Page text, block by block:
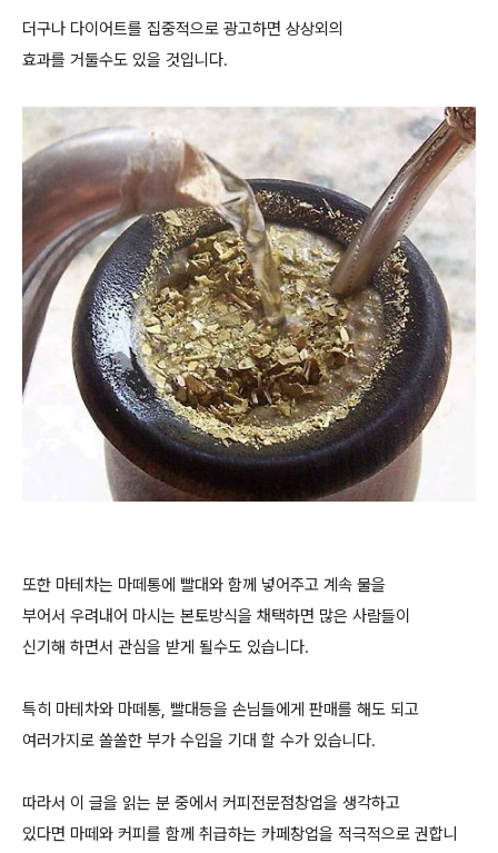
더구나 다이어트를 집중적으로 광고하면 상상외의
효과를 거둘수도 있을 것입니다.
또한 마테차는 마떼통에 빨대와 함께 넣어주고 계속 물을
부어서 우려내어 마시는 본토방식을 채택하면 많은 사람들이
신기해 하면서 관심을 받게 될수도 있습니다.
특히 마테차와 마떼통, 빨대등을 손님들에게 판매를 해도 되고
여러가지로 쏠쏠한 부가 수입을 기대 할 수가 있습니다.
따라서 이 글을 읽는 분 중에서 커피전문점창업을 생각하고
있다면 마떼와 커피를 함께 취급하는 카페창업을 적극적으로 권합니